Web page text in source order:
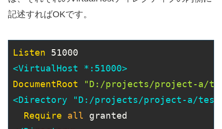
記述すればOKです。
Listen
<VirtualHost *:51000>
DocumentRoot
"D:/projects/project-a/
<Directory "D:/projects/project-a/
Require
all